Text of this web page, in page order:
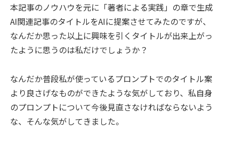
本記事のノウハウを元に「著者による実践」の章で生成
AI関連記事のタイトルをAIに提案させてみたのですが、
なんだか思った以上に興味を引くタイトルが出来上がっ
たように思うのは私だけでしょうか？
なんだか普段私が使っているプロンプトでのタイトル案
より良さげなものができたような気がしており、私自身
のプロンプトについて今後見直さなければならないよう
な、そんな気がしてきました。